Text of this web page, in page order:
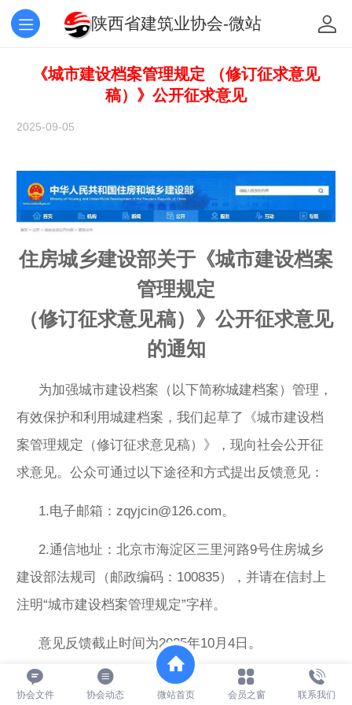
陕西省建筑业协会-微站
《城市建设档案管理规定 （修订征求意见
稿）》公开征求意见
2025-09-05
住房城乡建设部关于《城市建设档案
管理规定
（修订征求意见稿）》公开征求意见
的通知
为加强城市建设档案（以下简称城建档案）管理，
有效保护和利用城建档案，我们起草了《城市建设档
案管理规定（修订征求意见稿）》，现向社会公开征
求意见。公众可通过以下途径和方式提出反馈意见：
1.电子邮箱：zqyjcin@126.com。
2.通信地址：北京市海淀区三里河路9号住房城乡
建设部法规司（邮政编码：100835），并请在信封上
注明“城市建设档案管理规定”字样。
意见反馈截止时间为2025年10月4日。
附件：城市建设档案管理规定（修订征求意见稿）
协会文件 协会动态 微站首页 会员之窗 联系我们